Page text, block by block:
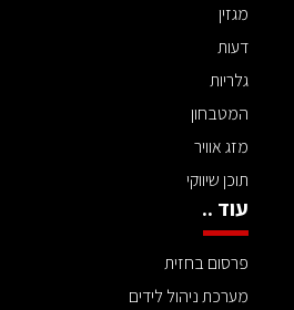
מגזין
דעות
גלריות
המטבחון
מזג אוויר
תוכן שיווקי
עוד ..
פרסום בחזית
מערכת ניהול לידים